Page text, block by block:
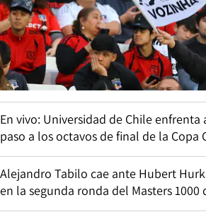
En vivo: Universidad de Chile enfrenta
paso a los octavos de final de la Copa
Alejandro Tabilo cae ante Hubert
en la segunda ronda del Masters 1000